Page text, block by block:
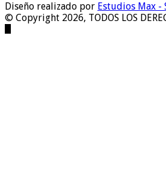
Diseño realizado por Estudios Max -
© Copyright 2026, TODOS LOS